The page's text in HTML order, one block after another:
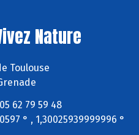
Nature
Toulouse
62 79 59 48
° , 1,30025939999996 °